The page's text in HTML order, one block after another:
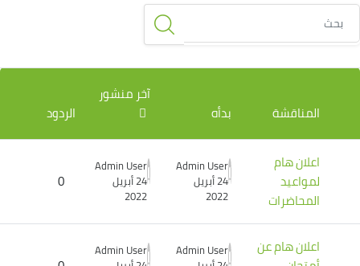
بحث
قائمة المناقشات. يتم إظهار 3 من 3 مناقشة/مناقشات.
المناقشة
بدأه
آخر منشور
الردود
اعلان هام
لمواعيد
المحاضرات
Admin User
24 أبريل
2022
Admin User
24 أبريل
2022
0
اعلان هام عن
Admin User
Admin User